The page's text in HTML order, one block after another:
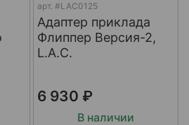
арт. #LAC0125
Адаптер приклада
Флиппер Версия-2,
L.A.C.
6 930 ₽
В наличии